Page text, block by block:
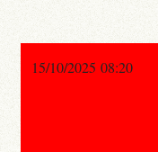
15/10/2025 08:20